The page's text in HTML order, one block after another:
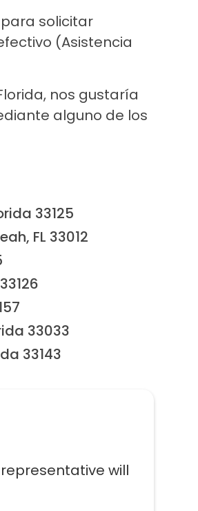
solicitar
(Asistencia
nos gustaría
alguno de los
33125
FL 33012
33033
33143
will